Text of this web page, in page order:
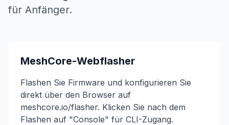
für Anfänger.
MeshCore-Webflasher
Flashen Sie Firmware und konfigurieren Sie
direkt über den Browser auf
meshcore.io/flasher. Klicken Sie nach dem
Flashen auf "Console" für CLI-Zugang.